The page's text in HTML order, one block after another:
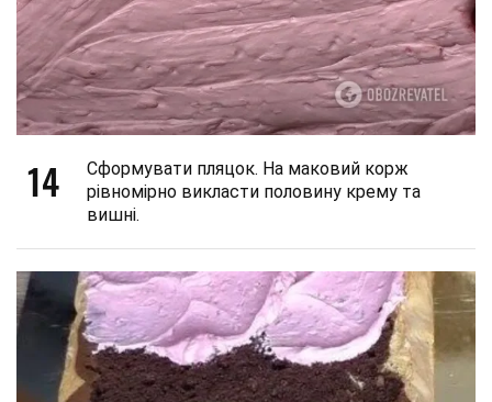
14
Сформувати пляцок. На маковий корж
рівномірно викласти половину крему та
вишні.